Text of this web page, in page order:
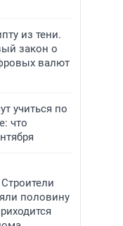
из тени.
закон о
валют
учиться по
что
половину